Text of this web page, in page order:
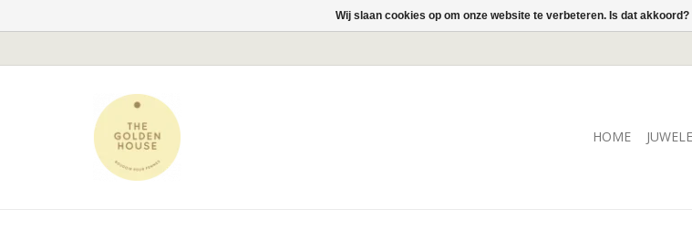
HOME
Wij slaan cookies op om onze website te verbeteren. Is dat akkoord?